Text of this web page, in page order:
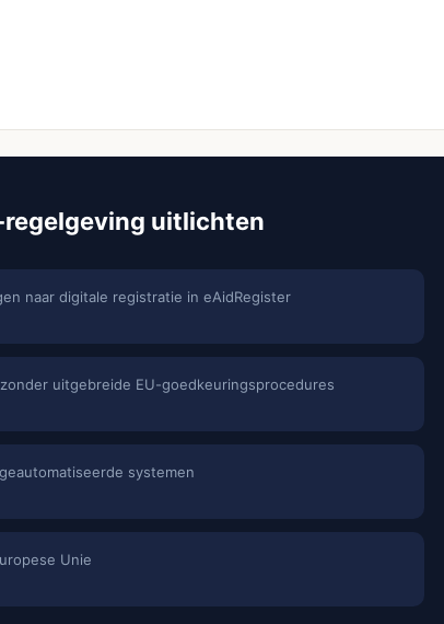
regelgeving uitlichten
naar digitale registratie in eAidRegister
uitgebreide EU-goedkeuringsprocedures
systemen
Unie